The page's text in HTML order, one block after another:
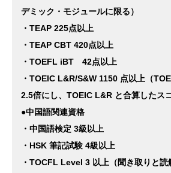
デミック・モジュールに限る）
・TEAP 225点以上
・TEAP CBT 420点以上
・TOEFL iBT 42点以上
・TOEIC L&R/S&W 1150 点以上（
2.5倍にし、TOEIC L&R と合算したスコ
●中国語関連資格
・中国語検定 3級以上
・HSK 筆記試験 4級以上
・TOCFL Level 3 以上（聞き取りと読